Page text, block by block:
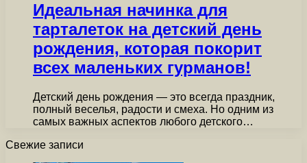
Идеальная начинка для
тарталеток на детский день
рождения, которая покорит
всех маленьких гурманов!
Детский день рождения — это всегда праздник,
полный веселья, радости и смеха. Но одним из
самых важных аспектов любого детского…
Свежие записи